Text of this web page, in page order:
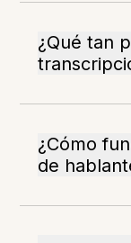
¿Qué tan
¿Cómo
de